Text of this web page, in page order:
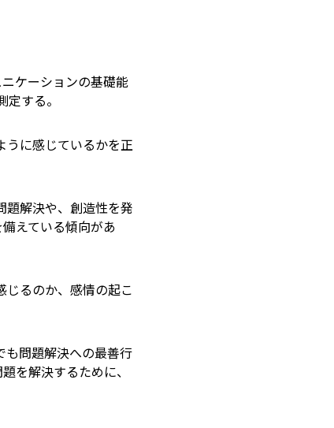
ケーションの基礎能
する。
うに感じているかを正
題解決や、創造性を発
えている傾向があ
じるのか、感情の起こ
も問題解決への最善行
を解決するために、